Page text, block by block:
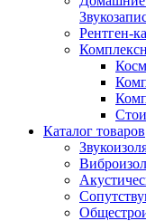
Рентген-
Каталог товаров